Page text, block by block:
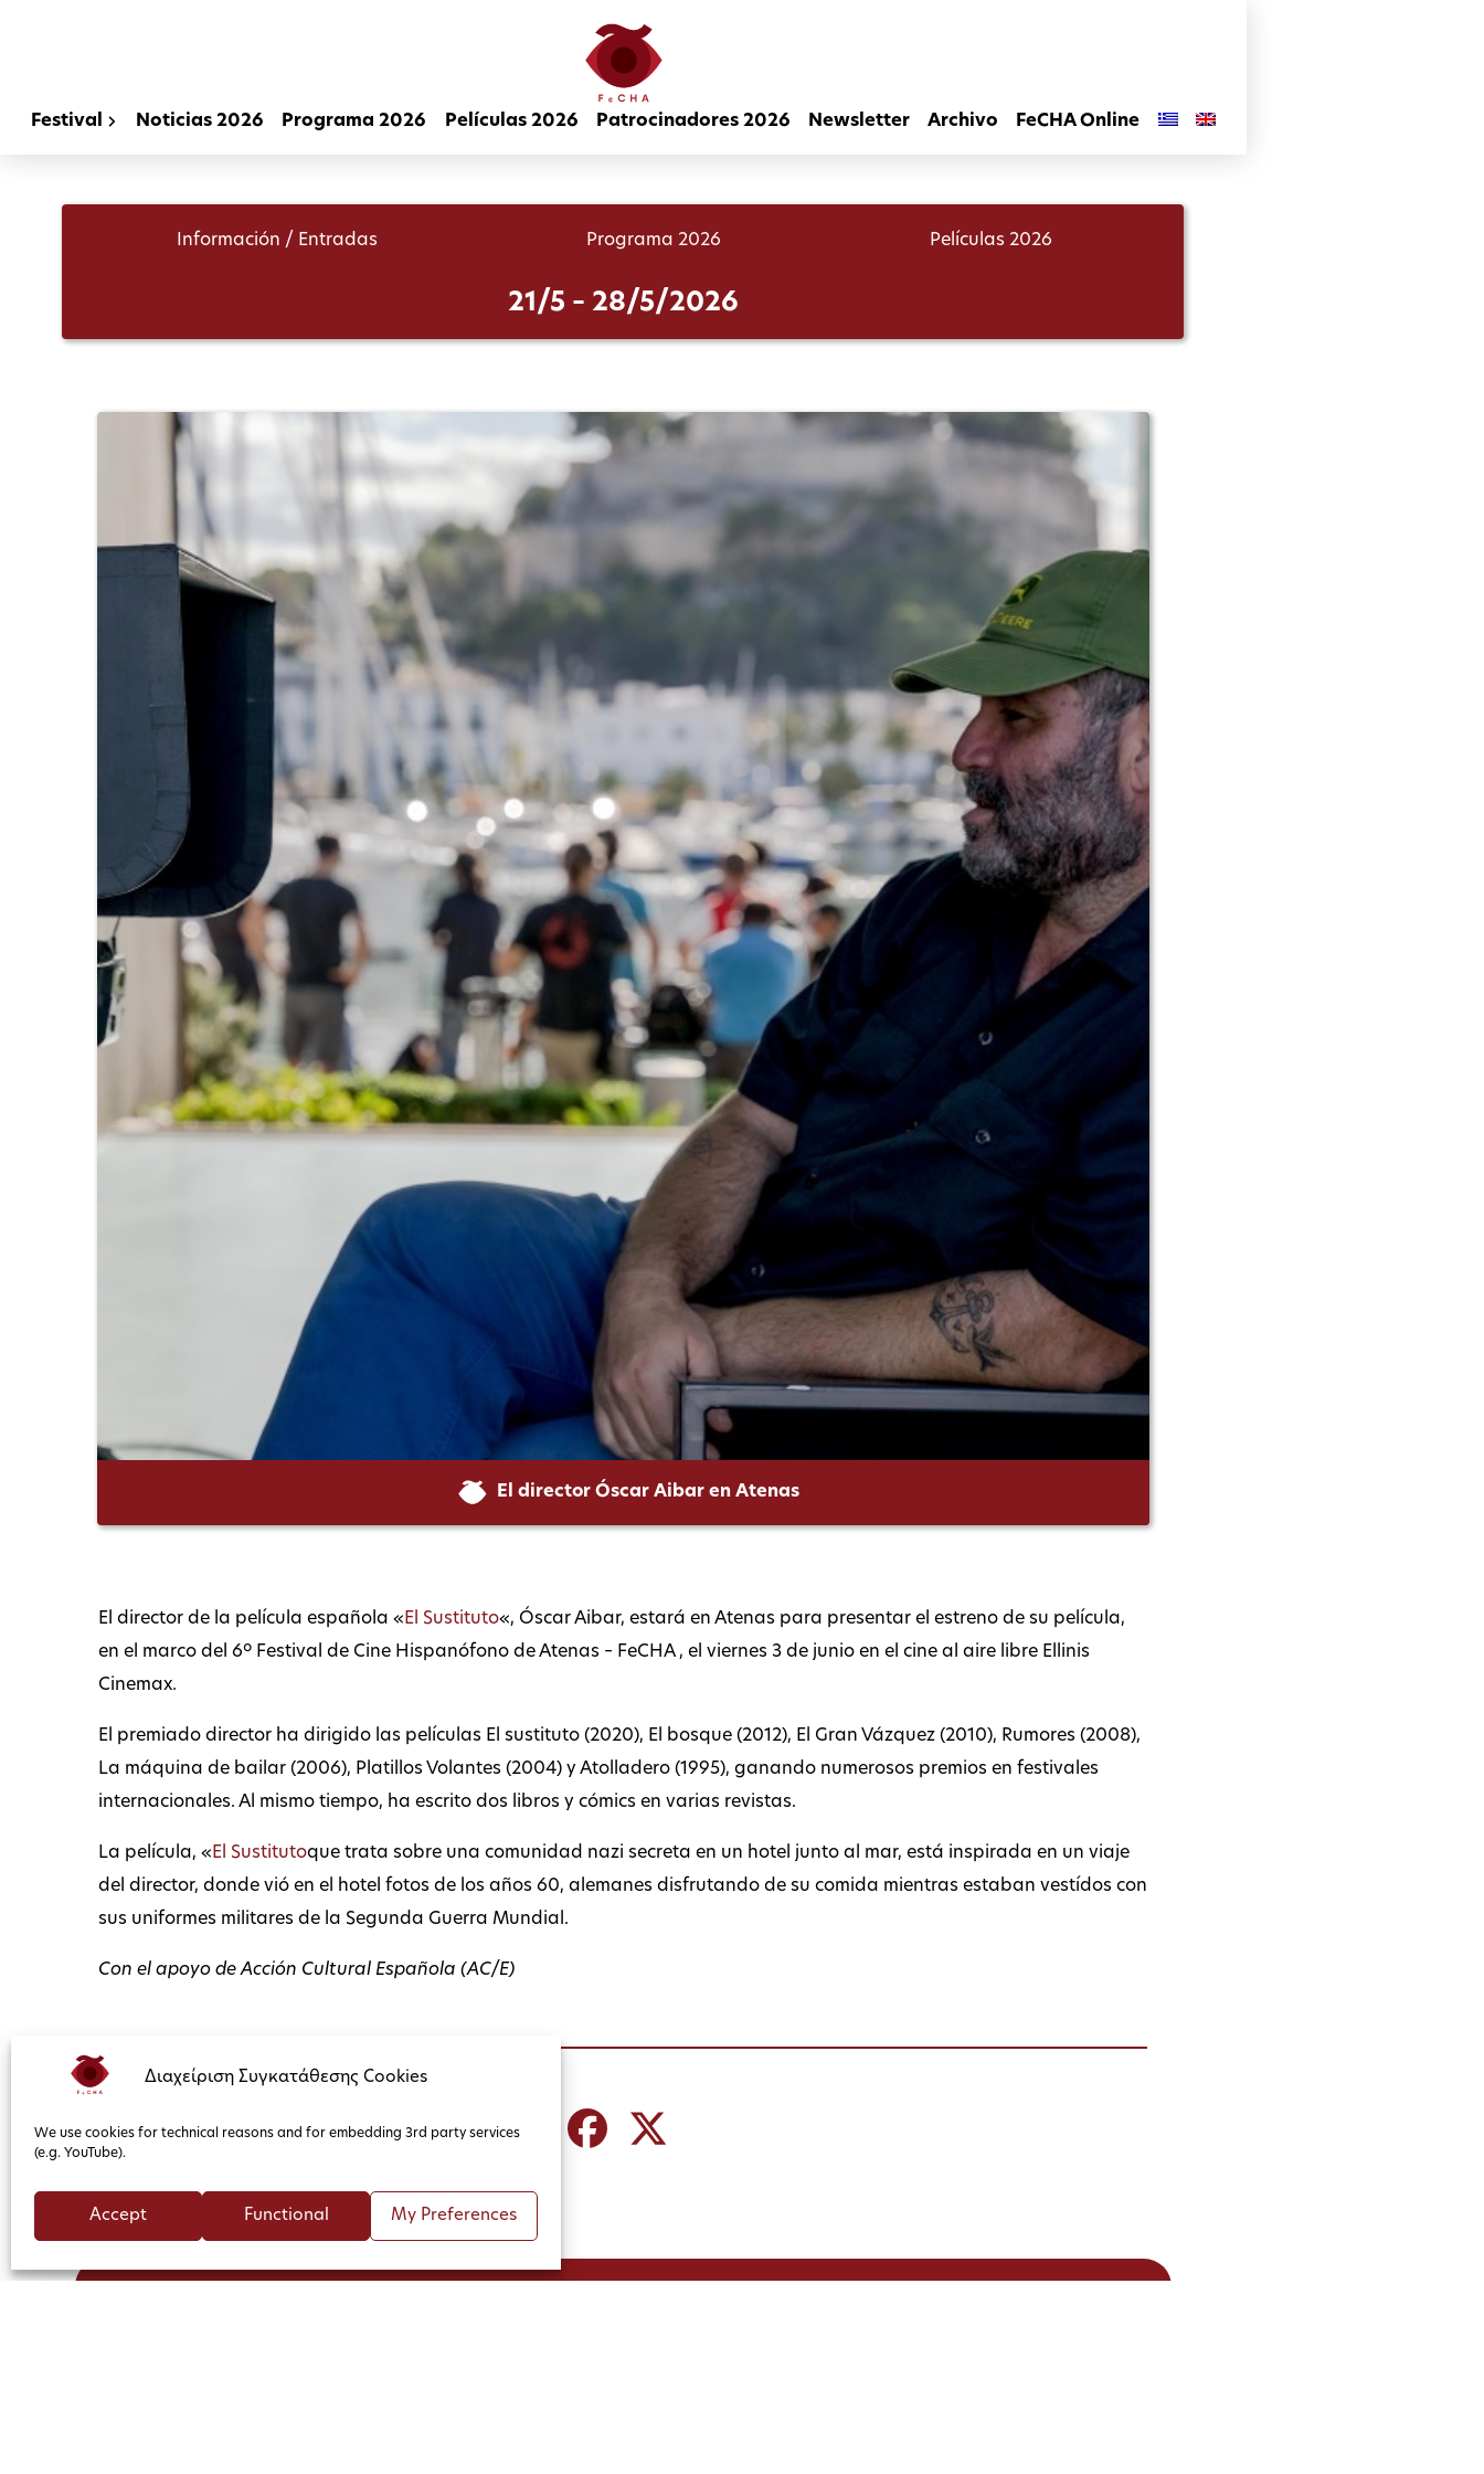
Διαχείριση Συγκατάθεσης Cookies
We use cookies for technical reasons and for embedding 3rd party services
(e.g. YouTube).
Accept Functional My Preferences
Festival Noticias 2026 Programa 2026 Películas 2026 Patrocinadores 2026 Newsletter Archivo FeCHA Online
Información / Entradas Programa 2026 Películas 2026
21/5 – 28/5/2026
El director Óscar Aibar en Atenas
El director de la película española « El Sustituto«, Óscar Aibar, estará en Atenas para presentar el estreno de su película,
en el marco del 6º Festival de Cine Hispanófono de Atenas – FeCHA , el viernes 3 de junio en el cine al aire libre Ellinis
Cinemax.
El premiado director ha dirigido las películas El sustituto (2020), El bosque (2012), El Gran Vázquez (2010), Rumores (2008),
La máquina de bailar (2006), Platillos Volantes (2004) y Atolladero (1995), ganando numerosos premios en festivales
internacionales. Al mismo tiempo, ha escrito dos libros y cómics en varias revistas.
La película, « El Sustitutoque trata sobre una comunidad nazi secreta en un hotel junto al mar, está inspirada en un viaje
del director, donde vió en el hotel fotos de los años 60, alemanes disfrutando de su comida mientras estaban vestídos con
sus uniformes militares de la Segunda Guerra Mundial.
Con el apoyo de Acción Cultural Española (AC/E)